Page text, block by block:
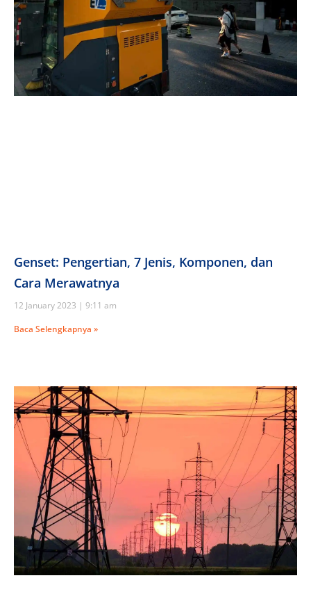
Genset: Pengertian, 7 Jenis, Komponen, dan
Cara Merawatnya
12 January 2023
9:11 am
Baca Selengkapnya »